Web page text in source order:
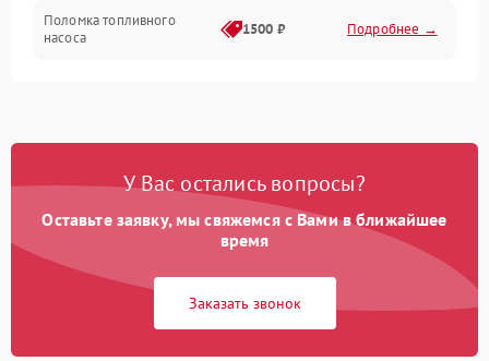
Поломка топливного
насоса
1500 ₽ Подробнее →
карбюратора
Подробнее →
фильтра
300 ₽ Подробнее →
Неисправность системы
Подробнее →
У Вас остались вопросы?
Оставьте заявку, мы свяжемся с Вами в ближайшее
время
Заказать звонок